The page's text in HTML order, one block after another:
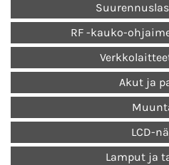
RF -kauko-
Akut ja
LCD-
Lamput ja